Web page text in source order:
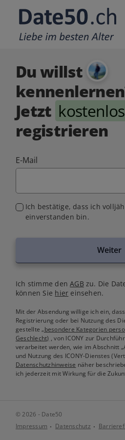
Du willst
Jetzt kostenlos
registrieren
E-Mail
Ich bestätige, dass ich
einverstanden bin.
Weiter
Ich stimme denAGB zu. Die
können Sie hier einsehen.
Mit der Absendung willige ich ein,
Registrierung oder bei Nutzung des
gestellte„besondere Kategorien
Geschlecht) , von ICONY zur
verarbeitet werden, wie im Abschnitt
und Nutzung des ICONY-Dienstes
Datenschutzhinweise näher
ich jederzeit mit Wirkung für die
© 2026 - Date50
Impressum
Datenschutz